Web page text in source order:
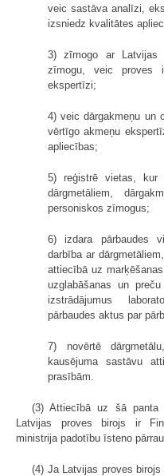
veic sastāva analīzi,
izsniedz kvalitātes
3) zīmogo ar Latvijas
zīmogu, veic proves
ekspertīzi;
4) veic dārgakmeņu un
vērtīgo akmeņu
apliecības;
5) reģistrē vietas, kur
dārgmetāliem,
personiskos zīmogus;
6) izdara pārbaudes
darbība ar
attiecībā uz
uzglabāšanas un
izstrādājumus
pārbaudes aktus par
7) novērtē
kausējuma sastāvu
prasībām.
(3) Attiecībā uz šā panta
Latvijas proves birojs ir
ministrija padotību īsteno
(4) Ja Latvijas proves